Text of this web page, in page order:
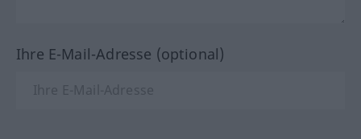
Ihre E-Mail-Adresse (optional)